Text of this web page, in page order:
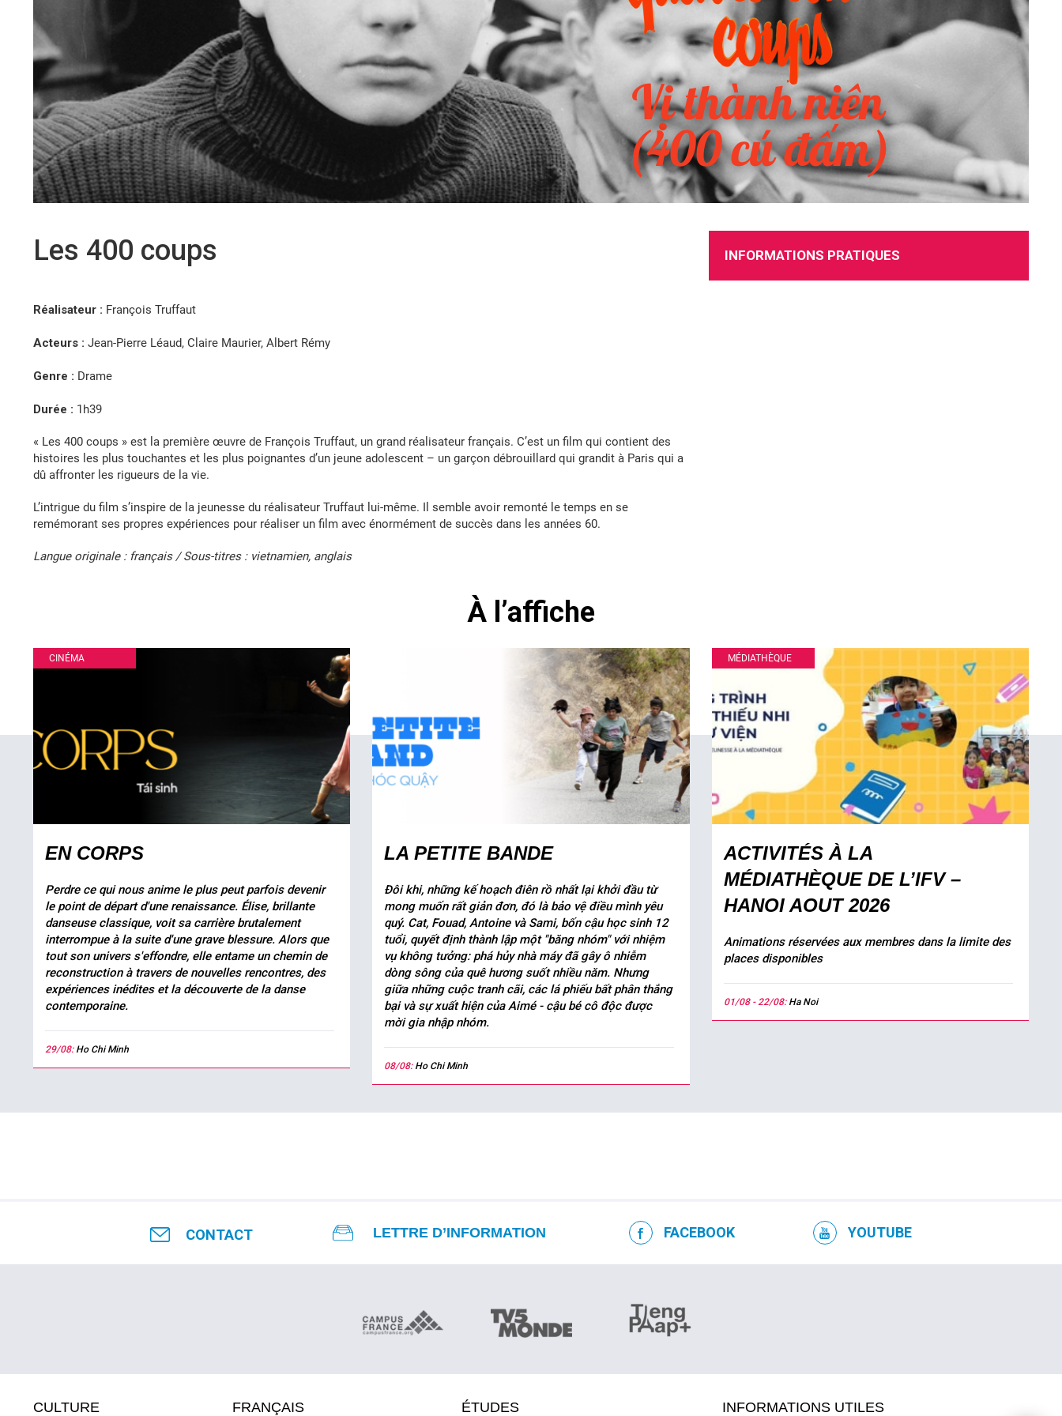
RECRUTEMENT
Les 400 coups
Réalisateur : François Truffaut
Acteurs : Jean-Pierre Léaud, Claire Maurier, Albert Rémy
Genre : Drame
Durée : 1h39
« Les 400 coups » est la première œuvre de François Truffaut, un grand réalisateur français. C’est un film qui contient des
histoires les plus touchantes et les plus poignantes d’un jeune adolescent – un garçon débrouillard qui grandit à Paris qui a
dû affronter les rigueurs de la vie.
L’intrigue du film s’inspire de la jeunesse du réalisateur Truffaut lui-même. Il semble avoir remonté le temps en se
remémorant ses propres expériences pour réaliser un film avec énormément de succès dans les années 60.
Langue originale : français / Sous-titres : vietnamien, anglais
INFORMATIONS PRATIQUES
À l’affiche
CINÉMA
EN CORPS
Perdre ce qui nous anime le plus peut parfois devenir
le point de départ d'une renaissance. Élise, brillante
danseuse classique, voit sa carrière brutalement
interrompue à la suite d'une grave blessure. Alors que
tout son univers s'effondre, elle entame un chemin de
reconstruction à travers de nouvelles rencontres, des
expériences inédites et la découverte de la danse
contemporaine.
29/08: Ho Chi Minh
LA PETITE BANDE
Đôi khi, những kế hoạch điên rồ nhất lại khởi đầu từ
mong muốn rất giản đơn, đó là bảo vệ điều mình yêu
quý. Cat, Fouad, Antoine và Sami, bốn cậu học sinh 12
tuổi, quyết định thành lập một "băng nhóm" với nhiệm
vụ không tưởng: phá hủy nhà máy đã gây ô nhiễm
dòng sông của quê hương suốt nhiều năm. Nhưng
giữa những cuộc tranh cãi, các lá phiếu bất phân thắng
bại và sự xuất hiện của Aimé - cậu bé cô độc được
mời gia nhập nhóm.
08/08: Ho Chi Minh
MÉDIATHÈQUE
ACTIVITÉS À LA
MÉDIATHÈQUE DE L’IFV –
HANOI AOUT 2026
Animations réservées aux membres dans la limite des
places disponibles
01/08 - 22/08: Ha Noi
CONTACT LETTRE D’INFORMATION FACEBOOK YOUTUBE
CULTURE FRANÇAIS ÉTUDES INFORMATIONS UTILES